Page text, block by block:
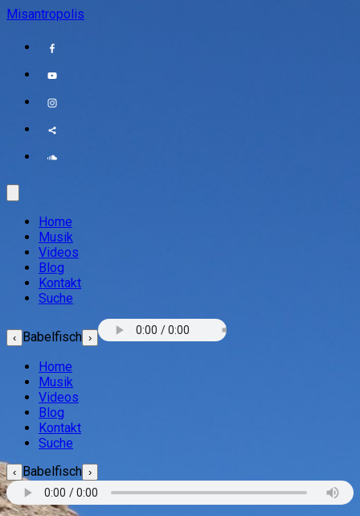
Misantropolis
Home
Musik
Videos
Blog
Kontakt
Suche
‹ Babelfisch ›
Home
Musik
Videos
Blog
Kontakt
Suche
‹ Babelfisch ›